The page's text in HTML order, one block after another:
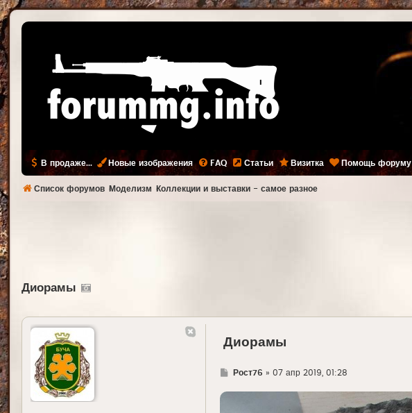
В продаже... Новые изображения FAQ Статьи Визитка Помощь форуму
Список форумов Моделизм Коллекции и выставки - самое разное
Диорамы
Диорамы
Г
е
Рост76 » 07 апр 2019, 01:28